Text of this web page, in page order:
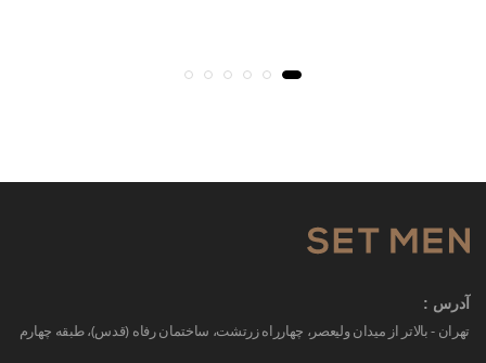
آدرس :
تهران - بالاتر از میدان ولیعصر، چهارراه زرتشت، ساختمان رفاه (قدس)، طبقه چهارم